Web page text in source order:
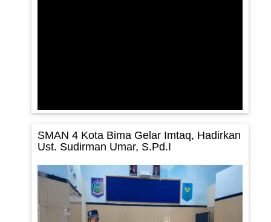
SMAN 4 Kota Bima Gelar Imtaq, Hadirkan
Ust. Sudirman Umar, S.Pd.I